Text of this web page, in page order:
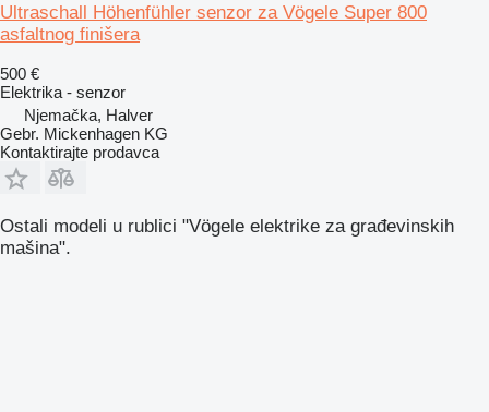
Ultraschall Höhenfühler senzor za Vögele Super 800
asfaltnog finišera
500 €
Elektrika - senzor
Njemačka, Halver
Gebr. Mickenhagen KG
Kontaktirajte prodavca
Ostali modeli u rublici "Vögele elektrike za građevinskih
mašina".